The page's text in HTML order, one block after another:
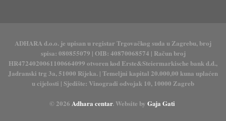
ADHARA d.o.o. je upisan u registar Trgovačkog suda u Zagrebu, broj
spisa: 080855079 | OIB: 40870068574 | Račun broj
HR4724020061100664099 otvoren kod Erste&Steiermarkische bank d.d.,
Jadranski trg 3a, 51000 Rijeka. | Temeljni kapital 20.000,00 kuna uplaćen
u cijelosti | Sjedište: Vinogradi odvojak 10, 10000 Zagreb
© 2026 Adhara centar. Website by Gaja Gati